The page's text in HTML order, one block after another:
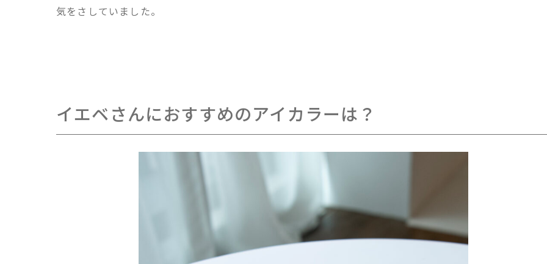
気をさしていました。
イエベさんにおすすめのアイカラーは？